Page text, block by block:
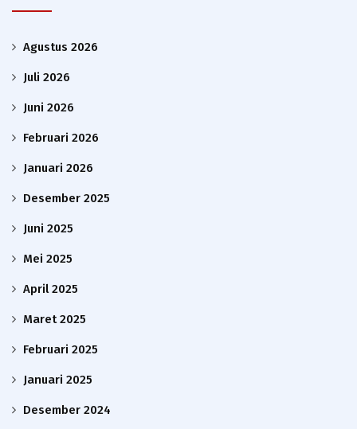
Agustus 2026
Juli 2026
Juni 2026
Februari 2026
Januari 2026
Desember 2025
Juni 2025
Mei 2025
April 2025
Maret 2025
Februari 2025
Januari 2025
Desember 2024